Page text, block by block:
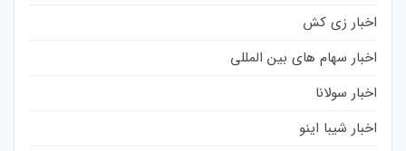
اخبار زی کش
اخبار سهام های بین المللی
اخبار سولانا
اخبار شیبا اینو